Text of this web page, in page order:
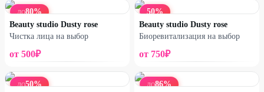
ДО80%
Beauty studio Dusty rose
Чистка лица на выбор
от 500₽
50%
Beauty studio Dusty rose
Биоревитализация на выбор
от 750₽
ДО50%
ДО86%